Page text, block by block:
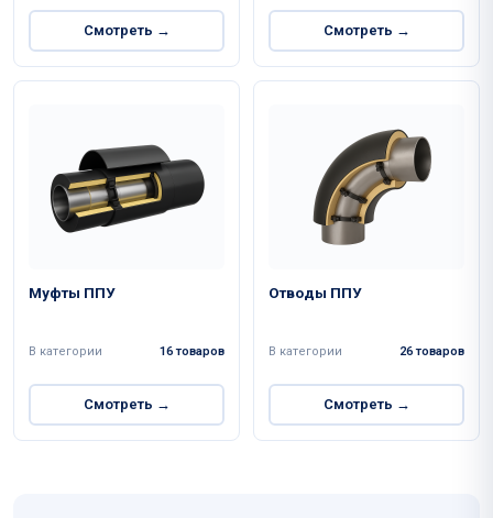
Смотреть → Смотреть →
Муфты ППУ
В категории 16 товаров
Смотреть →
Отводы ППУ
В категории 26 товаров
Смотреть →